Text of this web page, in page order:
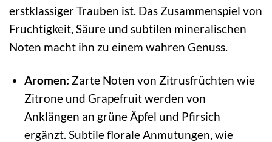
erstklassiger Trauben ist. Das Zusammenspiel von
Fruchtigkeit, Säure und subtilen mineralischen
Noten macht ihn zu einem wahren Genuss.
Aromen: Zarte Noten von Zitrusfrüchten wie
Zitrone und Grapefruit werden von
Anklängen an grüne Äpfel und Pfirsich
ergänzt. Subtile florale Anmutungen, wie